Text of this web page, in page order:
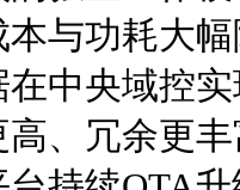
与功耗大
中央域控
、冗余更